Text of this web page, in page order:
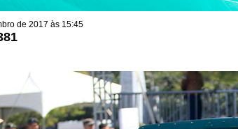
de 2017 às 15:45